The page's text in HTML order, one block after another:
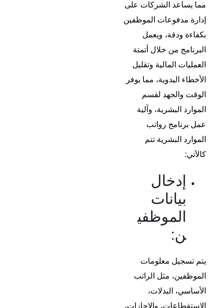
مما يساعد الشركات على
إدارة مدفوعات الموظفين
بكفاءة ودقة، ويعمل
البرنامج من خلال أتمتة
العمليات المالية وتقليل
الأخطاء اليدوية، مما يوفر
الوقت والجهد لقسم
الموارد البشرية، وآلية
عمل برنامج رواتب
الموارد البشرية تتم
كالآتي:
إدخال
بيانات
الموظفي
ن:
يتم تسجيل معلومات
الموظفين، مثل الراتب
الأساسي، البدلات،
الاستقطاعات، والإجازات،